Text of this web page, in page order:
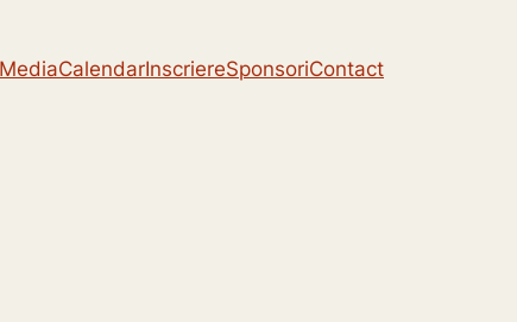
MediaCalendarInscriereSponsoriContact